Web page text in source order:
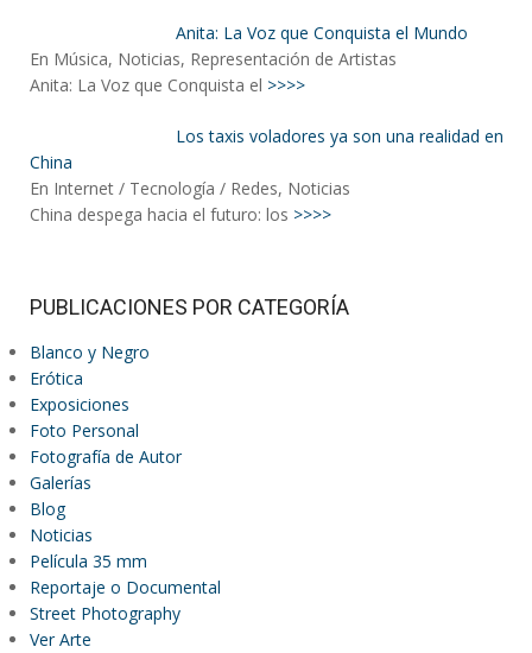
Anita: La Voz que Conquista el Mundo
En Música, Noticias, Representación de Artistas
Anita: La Voz que Conquista el >>>>
Los taxis voladores ya son una realidad en
China
En Internet / Tecnología / Redes, Noticias
China despega hacia el futuro: los >>>>
PUBLICACIONES POR CATEGORÍA
Blanco y Negro
Erótica
Exposiciones
Foto Personal
Fotografía de Autor
Galerías
Blog
Noticias
Película 35 mm
Reportaje o Documental
Street Photography
Ver Arte